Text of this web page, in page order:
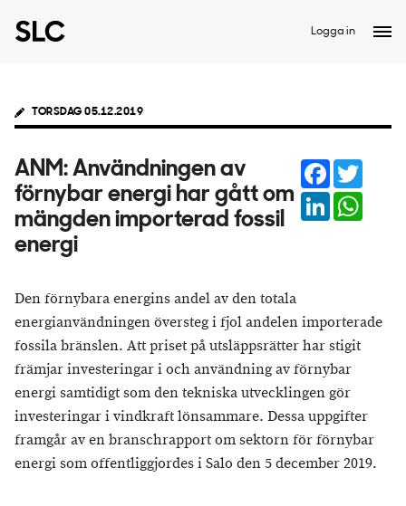
Logga in
TORSDAG 05.12.2019
ANM: Användningen av
förnybar energi har gått om
mängden importerad fossil
energi
Facebook
LinkedIn
Den förnybara energins andel av den totala
energianvändningen översteg i fjol andelen importerade
fossila bränslen. Att priset på utsläppsrätter har stigit
främjar investeringar i och användning av förnybar
energi samtidigt som den tekniska utvecklingen gör
investeringar i vindkraft lönsammare. Dessa uppgifter
framgår av en branschrapport om sektorn för förnybar
energi som offentliggjordes i Salo den 5 december 2019.